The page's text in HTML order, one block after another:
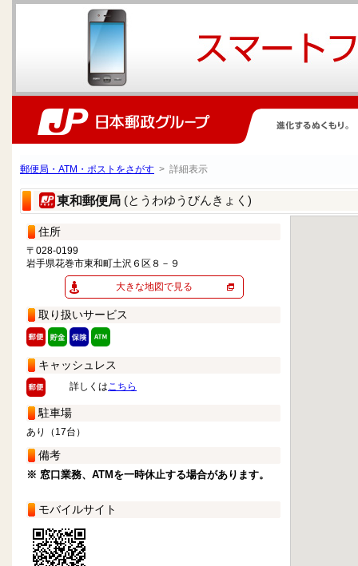
郵便局・ATM・ポストをさがす > 詳細表示
東和郵便局 (とうわゆうびんきょく)
住所
〒028-0199
岩手県花巻市東和町土沢６区８－９
大きな地図で見る
取り扱いサービス
キャッシュレス
詳しくはこちら
駐車場
あり（17台）
備考
※ 窓口業務、ATMを一時休止する場合があります。
モバイルサイト